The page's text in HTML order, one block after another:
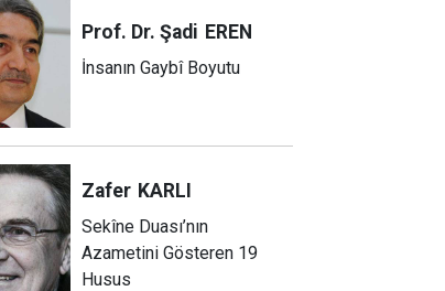
Prof. Dr. Şadi EREN
İnsanın Gaybî Boyutu
Zafer KARLI
Sekîne Duası’nın
Azametini Gösteren 19
Husus